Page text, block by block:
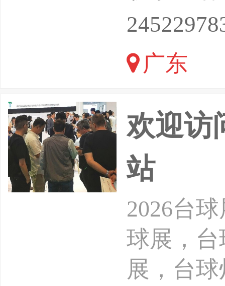
及景点
主题公园
日地点：
广东
欢迎访
站
2026台
球展，
展，台